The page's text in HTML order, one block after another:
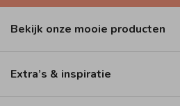
Bekijk onze mooie producten
Extra’s & inspiratie